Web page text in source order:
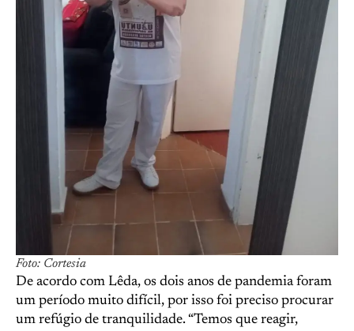
Foto: Cortesia
De acordo com Lêda, os dois anos de pandemia foram
um período muito difícil, por isso foi preciso procurar
um refúgio de tranquilidade. “Temos que reagir,